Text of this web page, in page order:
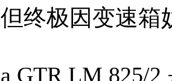
终极因变速箱
GTR LM 825/